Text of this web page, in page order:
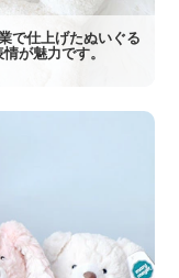
で仕上げたぬいぐる
が魅力です。